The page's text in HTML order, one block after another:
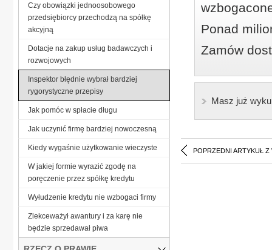
Ponad
Zamów
Masz już
POPRZEDNI ARTYKUŁ Z
Czy obowiązki jednoosobowego
przedsiębiorcy przechodzą na spółkę
akcyjną
Dotacje na zakup usług badawczych i
rozwojowych
Inspektor błędnie wybrał bardziej
rygorystyczne przepisy
Jak pomóc w spłacie długu
Jak uczynić firmę bardziej nowoczesną
Kiedy wygaśnie użytkowanie wieczyste
W jakiej formie wyrazić zgodę na
poręczenie przez spółkę kredytu
Wyłudzenie kredytu nie wzbogaci firmy
Zlekceważył awantury i za karę nie
będzie sprzedawał piwa